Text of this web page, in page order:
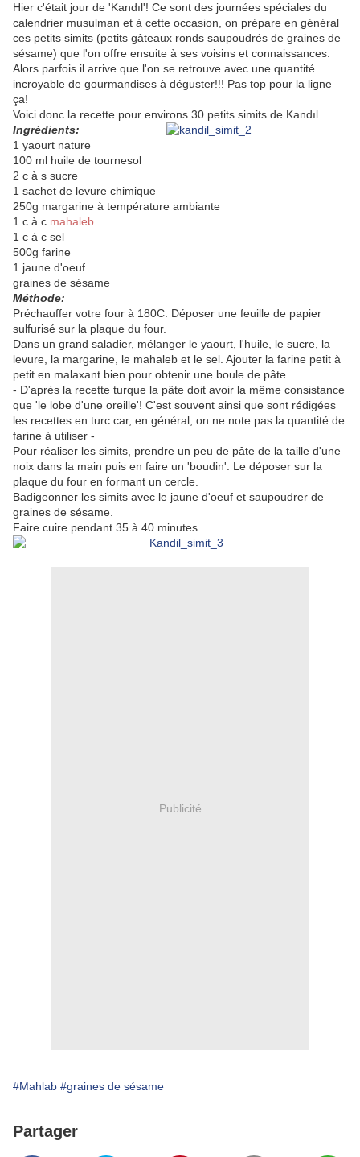
Hier c'était jour de 'Kandıl'! Ce sont des journées spéciales du
calendrier musulman et à cette occasion, on prépare en général
ces petits simits (petits gâteaux ronds saupoudrés de graines de
sésame) que l'on offre ensuite à ses voisins et connaissances.
Alors parfois il arrive que l'on se retrouve avec une quantité
incroyable de gourmandises à déguster!!! Pas top pour la ligne
ça!
Voici donc la recette pour environs 30 petits simits de Kandıl.
Ingrédients:
1 yaourt nature
100 ml huile de tournesol
2 c à s sucre
1 sachet de levure chimique
250g margarine à température ambiante
1 c à c mahaleb
1 c à c sel
500g farine
1 jaune d'oeuf
graines de sésame
Méthode:
Préchauffer votre four à 180C. Déposer une feuille de papier
sulfurisé sur la plaque du four.
Dans un grand saladier, mélanger le yaourt, l'huile, le sucre, la
levure, la margarine, le mahaleb et le sel. Ajouter la farine petit à
petit en malaxant bien pour obtenir une boule de pâte.
- D'après la recette turque la pâte doit avoir la même consistance
que 'le lobe d'une oreille'! C'est souvent ainsi que sont rédigées
les recettes en turc car, en général, on ne note pas la quantité de
farine à utiliser -
Pour réaliser les simits, prendre un peu de pâte de la taille d'une
noix dans la main puis en faire un 'boudin'. Le déposer sur la
plaque du four en formant un cercle.
Badigeonner les simits avec le jaune d'oeuf et saupoudrer de
graines de sésame.
Faire cuire pendant 35 à 40 minutes.
Publicité
#Mahlab #graines de sésame
Partager